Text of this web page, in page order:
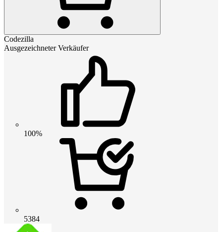
Codezilla
Ausgezeichneter Verkäufer
100%
5384